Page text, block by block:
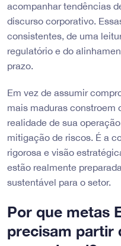
acompanhar tendências
discurso corporativo.
consistentes, de uma
regulatório e do
prazo.
Em vez de assumir
mais maduras constroem
realidade de sua
mitigação de riscos. É a
rigorosa e visão
estão realmente
sustentável para o setor.
Por que metas
precisam partir